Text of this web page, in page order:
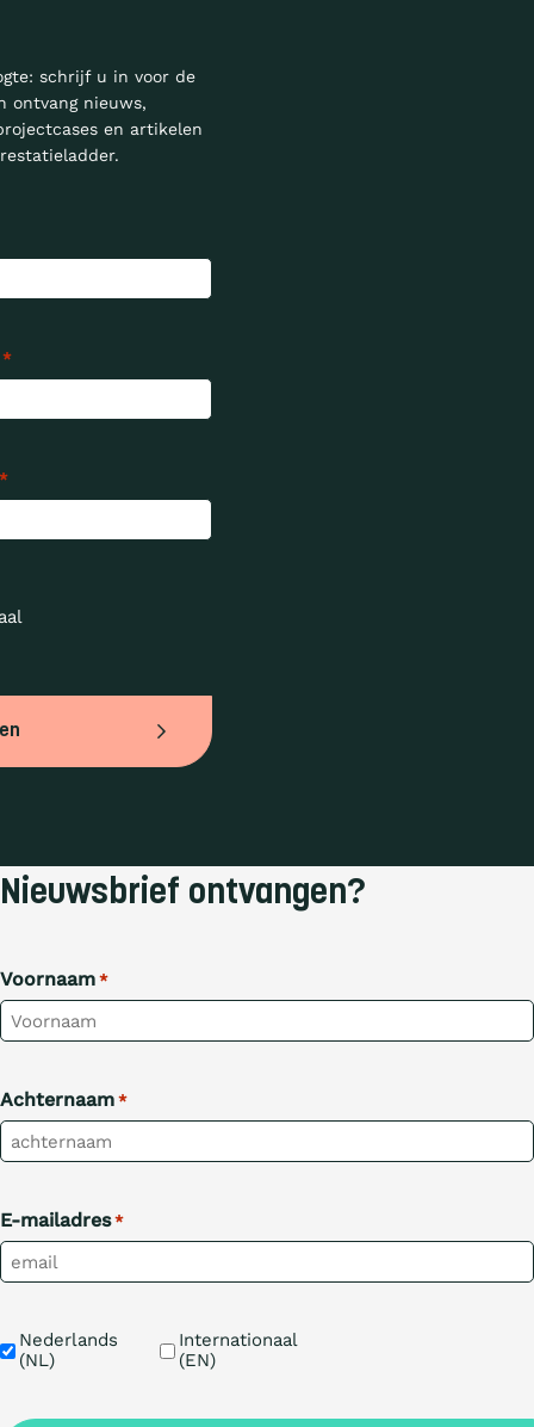
schrijf u in voor de
ontvang nieuws,
en artikelen
*
Nieuwsbrief ontvangen?
Voornaam *
Achternaam *
E-mailadres *
TaalNederlands
(NL)
Internationaal
(EN)